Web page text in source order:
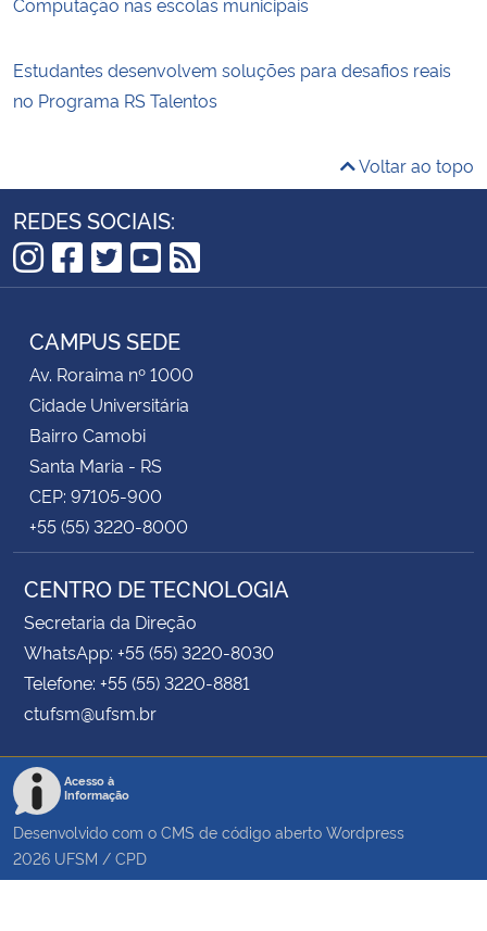
Estudantes desenvolvem soluções para desafios reais
no Programa RS Talentos
Voltar ao topo
REDES SOCIAIS:
Instagram
Facebook
Twitter
YouTube
RSS
CAMPUS SEDE
Av. Roraima nº 1000
Cidade Universitária
Bairro Camobi
Santa Maria - RS
CEP: 97105-900
+55 (55) 3220-8000
CENTRO DE TECNOLOGIA
Secretaria da Direção
WhatsApp: +55 (55) 3220-8030
Telefone: +55 (55) 3220-8881
ctufsm@ufsm.br
Acesso à
Informação
Desenvolvido com o CMS de código aberto Wordpress
2026 UFSM / CPD